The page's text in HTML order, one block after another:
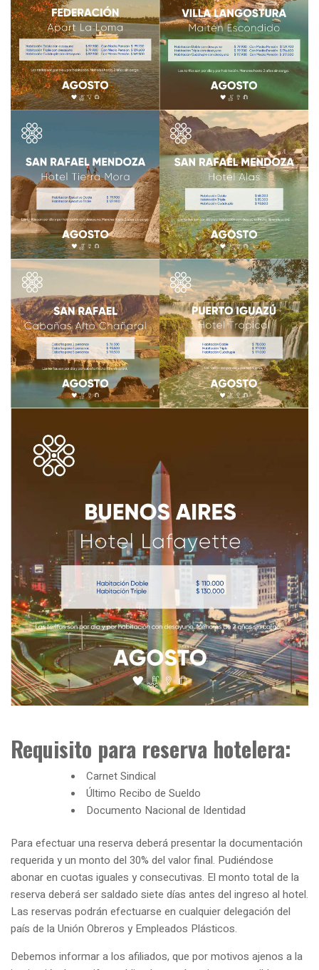
Requisito para reserva hotelera:
Carnet Sindical
Último Recibo de Sueldo
Documento Nacional de Identidad
Para efectuar una reserva deberá presentar la documentación
requerida y un monto del 30% del valor final. Pudiéndose
abonar en cuotas iguales y consecutivas. El monto total de la
reserva deberá ser saldado siete días antes del ingreso al hotel.
Las reservas podrán efectuarse en cualquier delegación del
país de la Unión Obreros y Empleados Plásticos.
Debemos informar a los afiliados, que por motivos ajenos a la